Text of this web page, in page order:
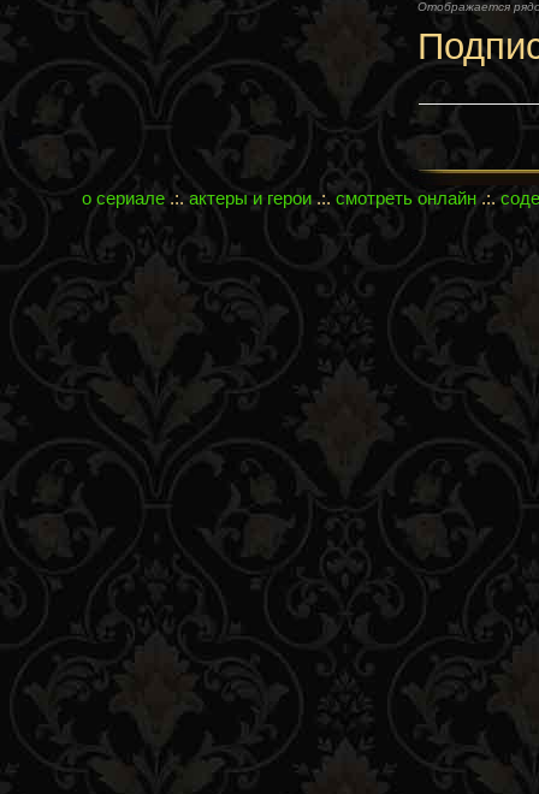
Отображается
о сериале .:.актеры и герои .:.смотреть онлайн.:.